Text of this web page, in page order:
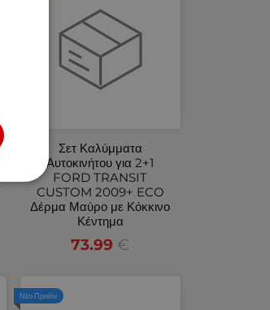
Σετ Καλύμματα
Αυτοκινήτου για 2+1
FORD TRANSIT
CUSTOM 2009+ ECO
Δέρμα Μαύρο με Κόκκινο
Κέντημα
73.99 €
Νέο Προϊόν